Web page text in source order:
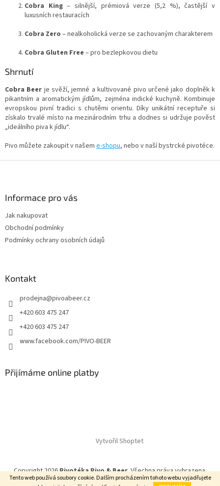
Tento web používá soubory cookie. Dalším procházením tohoto webu vyjadřujete
Cobra King– silnější, prémiová verze (5,2 %), častější v
luxusních restauracích
Cobra Zero – nealkoholická verze se zachovaným charakterem
Cobra Gluten Free – pro bezlepkovou dietu
Shrnutí
Cobra Beer je svěží, jemné a kultivované pivo určené jako doplněk k
pikantním a aromatickým jídlům, zejména indické kuchyně. Kombinuje
evropskou pivní tradici s chutěmi orientu. Díky unikátní receptuře si
získalo trvalé místo na mezinárodním trhu a dodnes si udržuje pověst
„ideálního piva k jídlu“.
Pivo můžete zakoupit v našem e-shopu, nebo v naší bystrcké pivotéce.
Informace pro vás
Jak nakupovat
Obchodní podmínky
Podmínky ochrany osobních údajů
Kontakt
prodejna@pivoabeer.cz
+420 603 475 247
+420 603 475 247
www.facebook.com/PIVO-BEER
Přijímáme online platby
Vytvořil Shoptet
Copyright 2026Pivotéka Pivo & Beer. Všechna práva vyhrazena.